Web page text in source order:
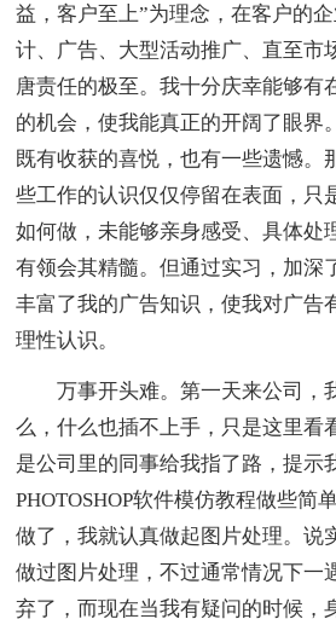
益，客户至上”为理念，在客户的
计、广告、大型活动推广、直至市
唐责任的极至。我十分庆幸能够有
的机会，使我能真正的开阔了眼界
既有收获的喜悦，也有一些遗憾。
些工作的认识仅仅停留在表面，只
如何做，未能够亲身感受、具体处
有领会其精髓。但通过实习，加深
丰富了我的广告知识，使我对广告
理性认识。
万事开头难。第一天来公司，
么，什么也插不上手，只是这里看
是公司里的同事给我指了路，提示
PHOTOSHOP软件模仿教程做些简
做了，我就认真做起图片处理。说
做过图片处理，不过通常情况下一
弃了，而现在当我有疑问的时候，